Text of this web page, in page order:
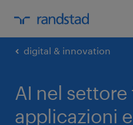
digital & innovation
AI nel
applicazioni